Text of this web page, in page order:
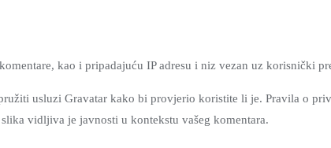
kao i pripadajuću IP adresu i niz vezan uz korisnički
usluzi Gravatar kako bi provjerio koristite li je. Pravila o
vidljiva je javnosti u kontekstu vašeg komentara.